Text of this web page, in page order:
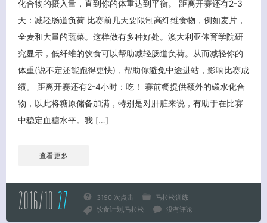
化合物的摄入量，直到你的体重达到平衡。 距离开赛还有2-3
天：减轻肠道负荷 比赛前几天要限制高纤维食物，例如麦片，
全麦和大量的蔬菜。这样做有多种好处。澳大利亚体育学院研
究显示，低纤维的饮食可以帮助减轻肠道负荷。从而减轻你的
体重(说不定还能跑得更快)，帮助你避免中途进站，影响比赛成
绩。 距离开赛还有2-4小时：吃！ 赛前餐提供额外的碳水化合
物，以此将糖原储备加满，特别是对肝脏来说，有助于在比赛
中稳定血糖水平。我 […]
查看更多
2016/10 27 3190 次点击
马拉松训练
饮食计划 马拉松 没有评论